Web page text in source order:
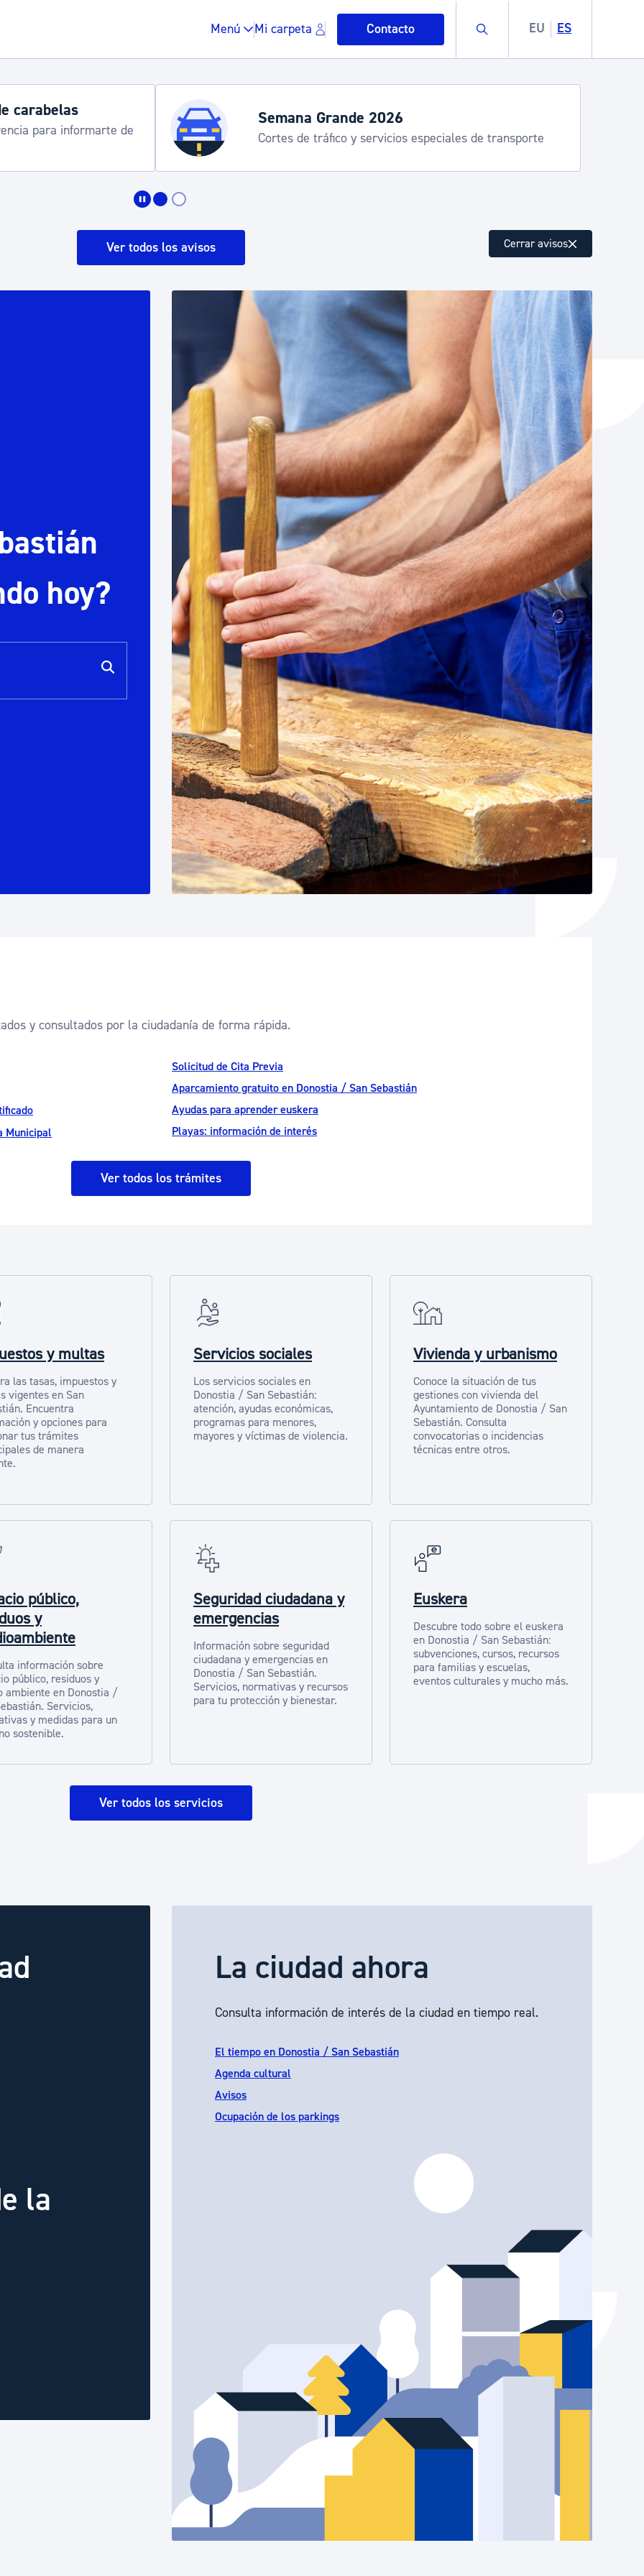
Menú Mi carpeta Contacto Buscar EU ES
Espacio público, residuos y medioambiente
Euskera
Desarrollo económico y empleo
Igualdad, Derechos Humanos y convivencia
Cultura
Turismo
Administración municipal
Tablón de anuncios oficiales
Calendario fiscal
Portal de transparencia
Catálogo de trámites
Ayuda a la tramitación
Horarios y servicios de verano
Udalinfo, Donostia Kirola, Donostia Kultura, San Telmo,
Urgull, Hondalea, Turismo
Ver todos los avisos Cerrar avisos
hoy?
y consultados por la ciudadanía de forma rápida.
Municipal
Solicitud de Cita Previa
Aparcamiento gratuito en Donostia / San Sebastián
Ayudas para aprender euskera
Playas: información de interés
Ver todos los trámites
y multas
las tasas, impuestos y
vigentes en San
Encuentra
y opciones para
tus trámites
de manera
Servicios sociales
Los servicios sociales en
Donostia / San Sebastián:
atención, ayudas económicas,
programas para menores,
mayores y víctimas de violencia.
Vivienda y urbanismo
Conoce la situación de tus
gestiones con vivienda del
Ayuntamiento de Donostia / San
Sebastián. Consulta
convocatorias o incidencias
técnicas entre otros.
público,
y
información sobre
público, residuos y
ambiente en Donostia /
Servicios,
y medidas para un
sostenible.
Seguridad ciudadana y
emergencias
Información sobre seguridad
ciudadana y emergencias en
Donostia / San Sebastián.
Servicios, normativas y recursos
para tu protección y bienestar.
Euskera
Descubre todo sobre el euskera
en Donostia / San Sebastián:
subvenciones, cursos, recursos
para familias y escuelas,
eventos culturales y mucho más.
Ver todos los servicios
la
La ciudad ahora
Consulta información de interés de la ciudad en tiempo real.
El tiempo en Donostia / San Sebastián
Agenda cultural
Avisos
Ocupación de los parkings